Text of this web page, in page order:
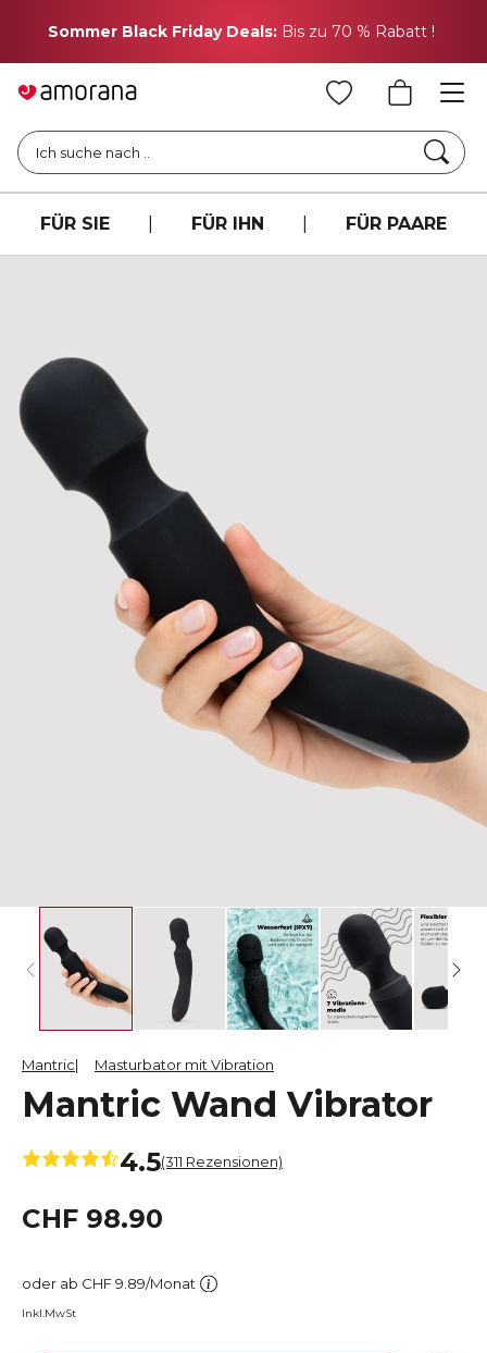
Sommer Black Friday Deals: Bis zu 70 % Rabatt !
Ich suche nach ..
FÜR SIE FÜR IHN FÜR PAARE
Mantric Masturbator mit Vibration
Mantric Wand Vibrator
4.5(311 Rezensionen)
CHF 98.90
oder ab CHF 9.89/Monat
Inkl.MwSt